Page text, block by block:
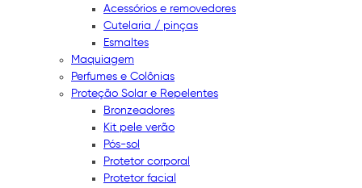
Acessórios e removedores
Cutelaria / pinças
Esmaltes
Maquiagem
Perfumes e Colônias
Proteção Solar e Repelentes
Bronzeadores
Kit pele verão
Pós-sol
Protetor corporal
Protetor facial